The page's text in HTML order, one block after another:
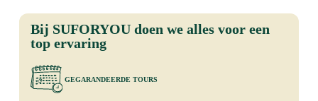
Bij SUFORYOU doen we alles voor een
top ervaring
gegarandeerde tours